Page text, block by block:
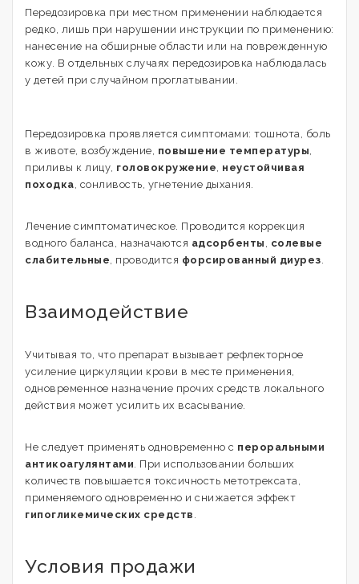
Передозировка при местном применении наблюдается
редко, лишь при нарушении инструкции по применению:
нанесение на обширные области или на поврежденную
кожу. В отдельных случаях передозировка наблюдалась
у детей при случайном проглатывании.
Передозировка проявляется симптомами: тошнота, боль
в животе, возбуждение, повышение температуры
приливы к лицу, головокружение неустойчивая
походка , сонливость, угнетение дыхания.
Лечение симптоматическое. Проводится коррекция
водного баланса, назначаются адсорбенты
солевые
слабительные , проводится форсированный диурез
Взаимодействие
Учитывая то, что препарат вызывает рефлекторное
усиление циркуляции крови в месте применения,
одновременное назначение прочих средств локального
действия может усилить их всасывание.
Не следует применять одновременно с пероральными
антикоагулянтами . При использовании больших
количеств повышается токсичность метотрексата,
применяемого одновременно и снижается эффект
гипогликемических средств
Условия продажи